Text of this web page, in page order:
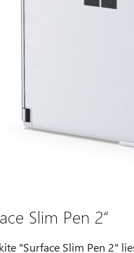
Slim Pen 2“
"Surface Slim Pen 2"